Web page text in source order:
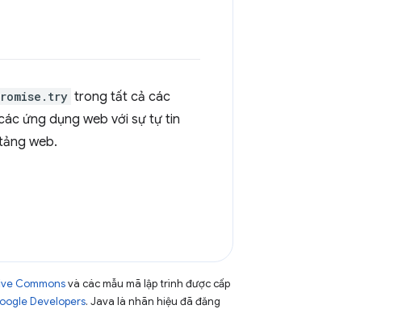
trong tất cả các
ứng dụng web với sự tự tin
web.
Commonsvà các mẫu mã lập trình được cấp
Developers. Java là nhãn hiệu đã đăng